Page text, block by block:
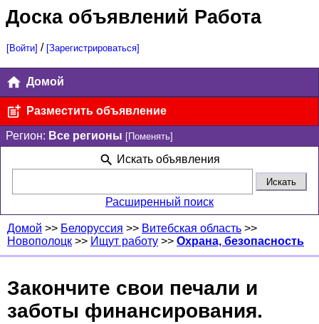
Доска объявлений Работа
[Войти] / [Зарегистрироваться]
Домой
Разместить объявление
Регион: Все регионы [Поменять]
Искать объявления
Расширенный поиск
Домой >> Белоруссия >> Витебская область >>
Новополоцк >> Ищут работу >> Охрана, безопасность
Закончите свои печали и
заботы финансирования.